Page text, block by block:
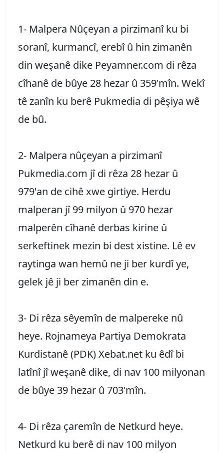
1- Malpera Nûçeyan a pirzimanî ku bi
soranî, kurmancî, erebî û hin zimanên
din weşanê dike Peyamner.com di rêza
cîhanê de bûye 28 hezar û 359'mîn. Wekî
tê zanîn ku berê Pukmedia di pêşiya wê
de bû.
2- Malpera nûçeyan a pirzimanî
Pukmedia.com jî di rêza 28 hezar û
979'an de cihê xwe girtiye. Herdu
malperan jî 99 milyon û 970 hezar
malperên cîhanê derbas kirine û
serkeftinek mezin bi dest xistine. Lê ev
raytinga wan hemû ne ji ber kurdî ye,
gelek jê ji ber zimanên din e.
3- Di rêza sêyemîn de malpereke nû
heye. Rojnameya Partiya Demokrata
Kurdistanê (PDK) Xebat.net ku êdî bi
latînî jî weşanê dike, di nav 100 milyonan
de bûye 39 hezar û 703'mîn.
4- Di rêza çaremîn de Netkurd heye.
Netkurd ku berê di nav 100 milyon